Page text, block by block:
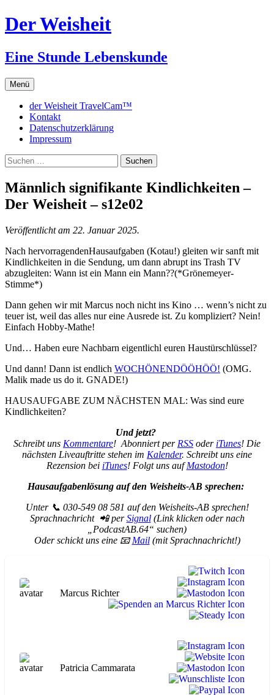
Zum
Inhalt
Der Weisheit
Eine Stunde Lebenskunde
Menü
der Weisheit TravelCam™
Kontakt
Datenschutzerklärung
Impressum
Suchen
nach:
Männlich signifikante Kindlichkeiten –
Der Weisheit – s12e02
Veröffentlicht am 22. Januar 2025.
Nach hervorragendenHausaufgaben (Kotau!) gleiten wir sanft mit
Kindlichkeiten in die Sendung, um dann abrupt ins Trash TV
abzugleiten: Wann ist ein Mann ein Mann??(*Grönemeyer-
Stimme*)
Dann gehen wir mit Marcus noch nicht ins Kino … wenn’s nicht zu
teuer ist, weil das alles nur eine Ausrede ist. Zu kompliziert? Nein!
Einfach Hobby-Mathe!
Und… Haben eure Nachbarn eigentlichl euren Haustürschlüssel?
Und dann! Dann ist endlich WOCHÖNENDÖÖHÖÖ! (OMG.
Malik made us do it. GNADE!)
HAUSAUFGABE ZUM NÄCHSTEN MAL: Was sind eure
Kindlichkeiten?
Und jetzt?
Schreibt uns Kommentare! Abonniert per RSS oder iTunes! Die
nächsten Liveauftritte stehen im Kalender. Schreibt uns eine
Rezension bei iTunes! Folgt uns aufMastodon!
Hausaufgabenlösung auf den Weisheits-AB sprechen:
Unter 📞 030-549 08 581 auf den Weisheits-AB sprechen!
Sprachnachricht 📲 perSignal(Link klicken oder nach
„PodcastAB.64“ suchen)
Oder schickt uns eine 📧Mail(mit Sprachnachricht!)
Marcus Richter
Patricia Cammarata